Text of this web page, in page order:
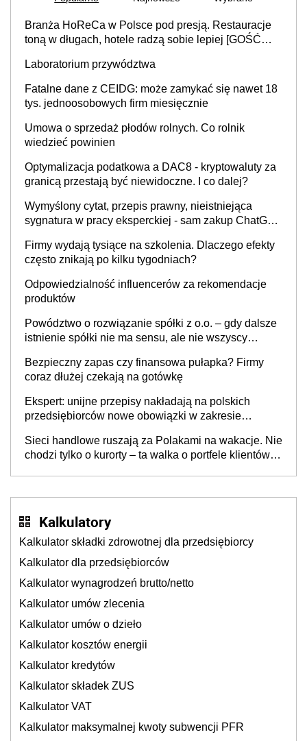
Branża HoReCa w Polsce pod presją. Restauracje
toną w długach, hotele radzą sobie lepiej [GOŚĆ
Laboratorium przywództwa
Fatalne dane z CEIDG: może zamykać się nawet 18
tys. jednoosobowych firm miesięcznie
Umowa o sprzedaż płodów rolnych. Co rolnik
wiedzieć powinien
Optymalizacja podatkowa a DAC8 - kryptowaluty za
granicą przestają być niewidoczne. I co dalej?
Wymyślony cytat, przepis prawny, nieistniejąca
sygnatura w pracy eksperckiej - sam zakup ChatGPT
Firmy wydają tysiące na szkolenia. Dlaczego efekty
często znikają po kilku tygodniach?
Odpowiedzialność influencerów za rekomendacje
produktów
Powództwo o rozwiązanie spółki z o.o. – gdy dalsze
istnienie spółki nie ma sensu, ale nie wszyscy
Bezpieczny zapas czy finansowa pułapka? Firmy
coraz dłużej czekają na gotówkę
Ekspert: unijne przepisy nakładają na polskich
przedsiębiorców nowe obowiązki w zakresie
Sieci handlowe ruszają za Polakami na wakacje. Nie
chodzi tylko o kurorty – ta walka o portfele klientów
Kalkulatory
Kalkulator składki zdrowotnej dla przedsiębiorcy
Kalkulator dla przedsiębiorców
Kalkulator wynagrodzeń brutto/netto
Kalkulator umów zlecenia
Kalkulator umów o dzieło
Kalkulator kosztów energii
Kalkulator kredytów
Kalkulator składek ZUS
Kalkulator VAT
Kalkulator maksymalnej kwoty subwencji PFR